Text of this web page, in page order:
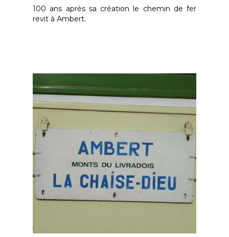
100 ans après sa création le chemin de fer
revit à Ambert.